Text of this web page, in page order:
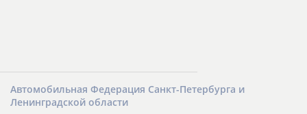
Автомобильная Федерация Санкт-Петербурга и
Ленинградской области